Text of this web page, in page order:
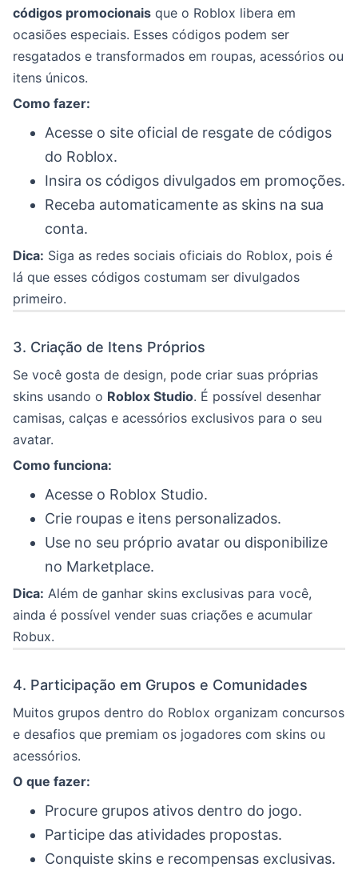
códigos promocionais que o Roblox libera em
ocasiões especiais. Esses códigos podem ser
resgatados e transformados em roupas, acessórios ou
itens únicos.
Como fazer:
Acesse o site oficial de resgate de códigos
do Roblox.
Insira os códigos divulgados em promoções.
Receba automaticamente as skins na sua
conta.
Dica: Siga as redes sociais oficiais do Roblox, pois é
lá que esses códigos costumam ser divulgados
primeiro.
3. Criação de Itens Próprios
Se você gosta de design, pode criar suas próprias
skins usando o Roblox Studio. É possível desenhar
camisas, calças e acessórios exclusivos para o seu
avatar.
Como funciona:
Acesse o Roblox Studio.
Crie roupas e itens personalizados.
Use no seu próprio avatar ou disponibilize
no Marketplace.
Dica: Além de ganhar skins exclusivas para você,
ainda é possível vender suas criações e acumular
Robux.
4. Participação em Grupos e Comunidades
Muitos grupos dentro do Roblox organizam concursos
e desafios que premiam os jogadores com skins ou
acessórios.
O que fazer:
Procure grupos ativos dentro do jogo.
Participe das atividades propostas.
Conquiste skins e recompensas exclusivas.